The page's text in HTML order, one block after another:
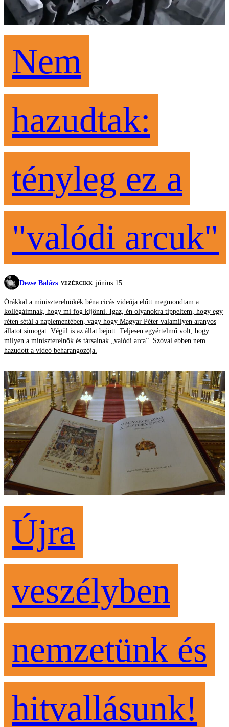
Nem
hazudtak:
tényleg ez a
"valódi arcuk"
Dezse Balázs VEZÉRCIKK június 15.
Órákkal a miniszterelnökék béna cicás videója előtt megmondtam a
kollégáimnak, hogy mi fog kijönni. Igaz, én olyanokra tippeltem, hogy egy
réten sétál a naplementében, vagy hogy Magyar Péter valamilyen aranyos
állatot simogat. Végül is az állat bejött. Teljesen egyértelmű volt, hogy
milyen a miniszterelnök és társainak „valódi arca”. Szóval ebben nem
hazudott a videó beharangozója.
Újra
veszélyben
nemzetünk és
hitvallásunk!